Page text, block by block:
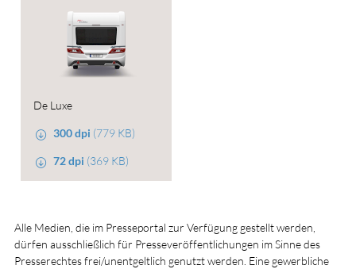
De Luxe
300 dpi (779 KB)
72 dpi (369 KB)
Alle Medien, die im Presseportal zur Verfügung gestellt werden,
dürfen ausschließlich für Presseveröffentlichungen im Sinne des
Presserechtes frei/unentgeltlich genutzt werden. Eine gewerbliche